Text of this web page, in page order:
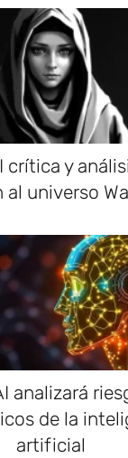
crítica y
universo
analizará
de la
artificial